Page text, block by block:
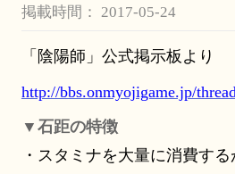
掲載時間： 2017-05-24
「陰陽師」公式掲示板より
http://bbs.onmyojigame.jp/
▼石距の特徴
・スタミナを大量に消費す